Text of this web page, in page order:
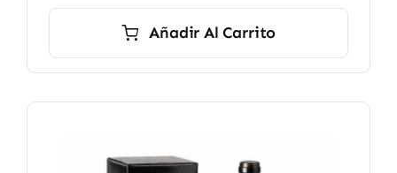
Añadir Al Carrito